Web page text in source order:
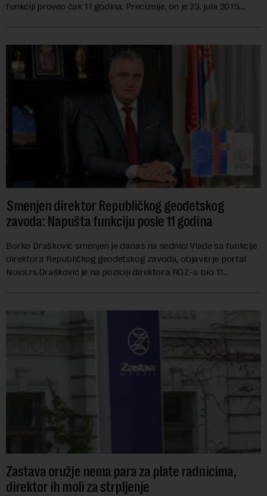
funkciji proveo čak 11 godina. Preciznije, on je 23. jula 2015.
Smenjen direktor Republičkog geodetskog
zavoda: Napušta funkciju posle 11 godina
Borko Drašković smenjen je danas na sednici Vlade sa funkcije
direktora Republičkog geodetskog zavoda, objavio je portal
Nova.rs.Drašković je na poziciji direktora RGZ-a bio 11
Zastava oružje nema para za plate radnicima,
direktor ih moli za strpljenje